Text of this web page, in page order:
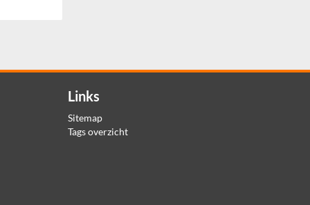
Links
Sitemap
Tags overzicht